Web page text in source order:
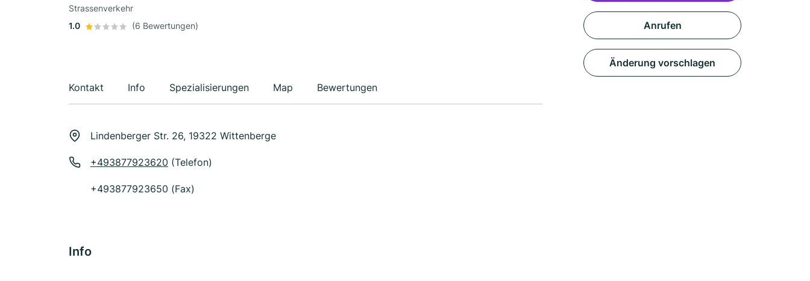
Strassenverkehr
1.0
(6 Bewertungen)
Kontakt Info Spezialisierungen Map Bewertungen
Lindenberger Str. 26, 19322 Wittenberge
+493877923620 (Telefon)
+493877923650 (Fax)
Info
Anrufen
Änderung vorschlagen